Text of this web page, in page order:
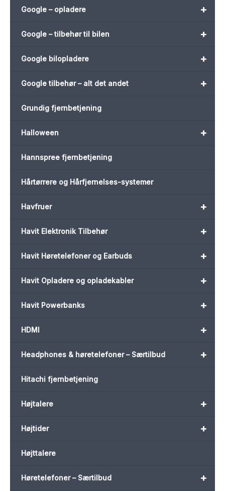
+
Google – opladere
+
Google – tilbehør til bilen
+
Google bilopladere
+
Google tilbehør – alt det andet
Grundig fjernbetjening
+
Halloween
Hannspree fjernbetjening
Hårtørrere og Hårfjernelses-systemer
+
Havfruer
+
Havit Elektronik Tilbehør
+
Havit Høretelefoner og Earbuds
+
Havit Opladere og opladekabler
+
Havit Powerbanks
+
HDMI
+
Headphones & høretelefoner – Særtilbud
Hitachi fjernbetjening
+
Højtalere
+
Højtider
Højttalere
+
Høretelefoner – Særtilbud